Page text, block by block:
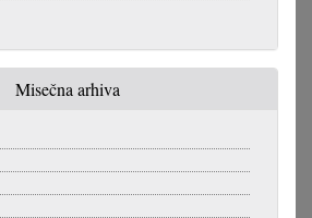
Misečna arhiva